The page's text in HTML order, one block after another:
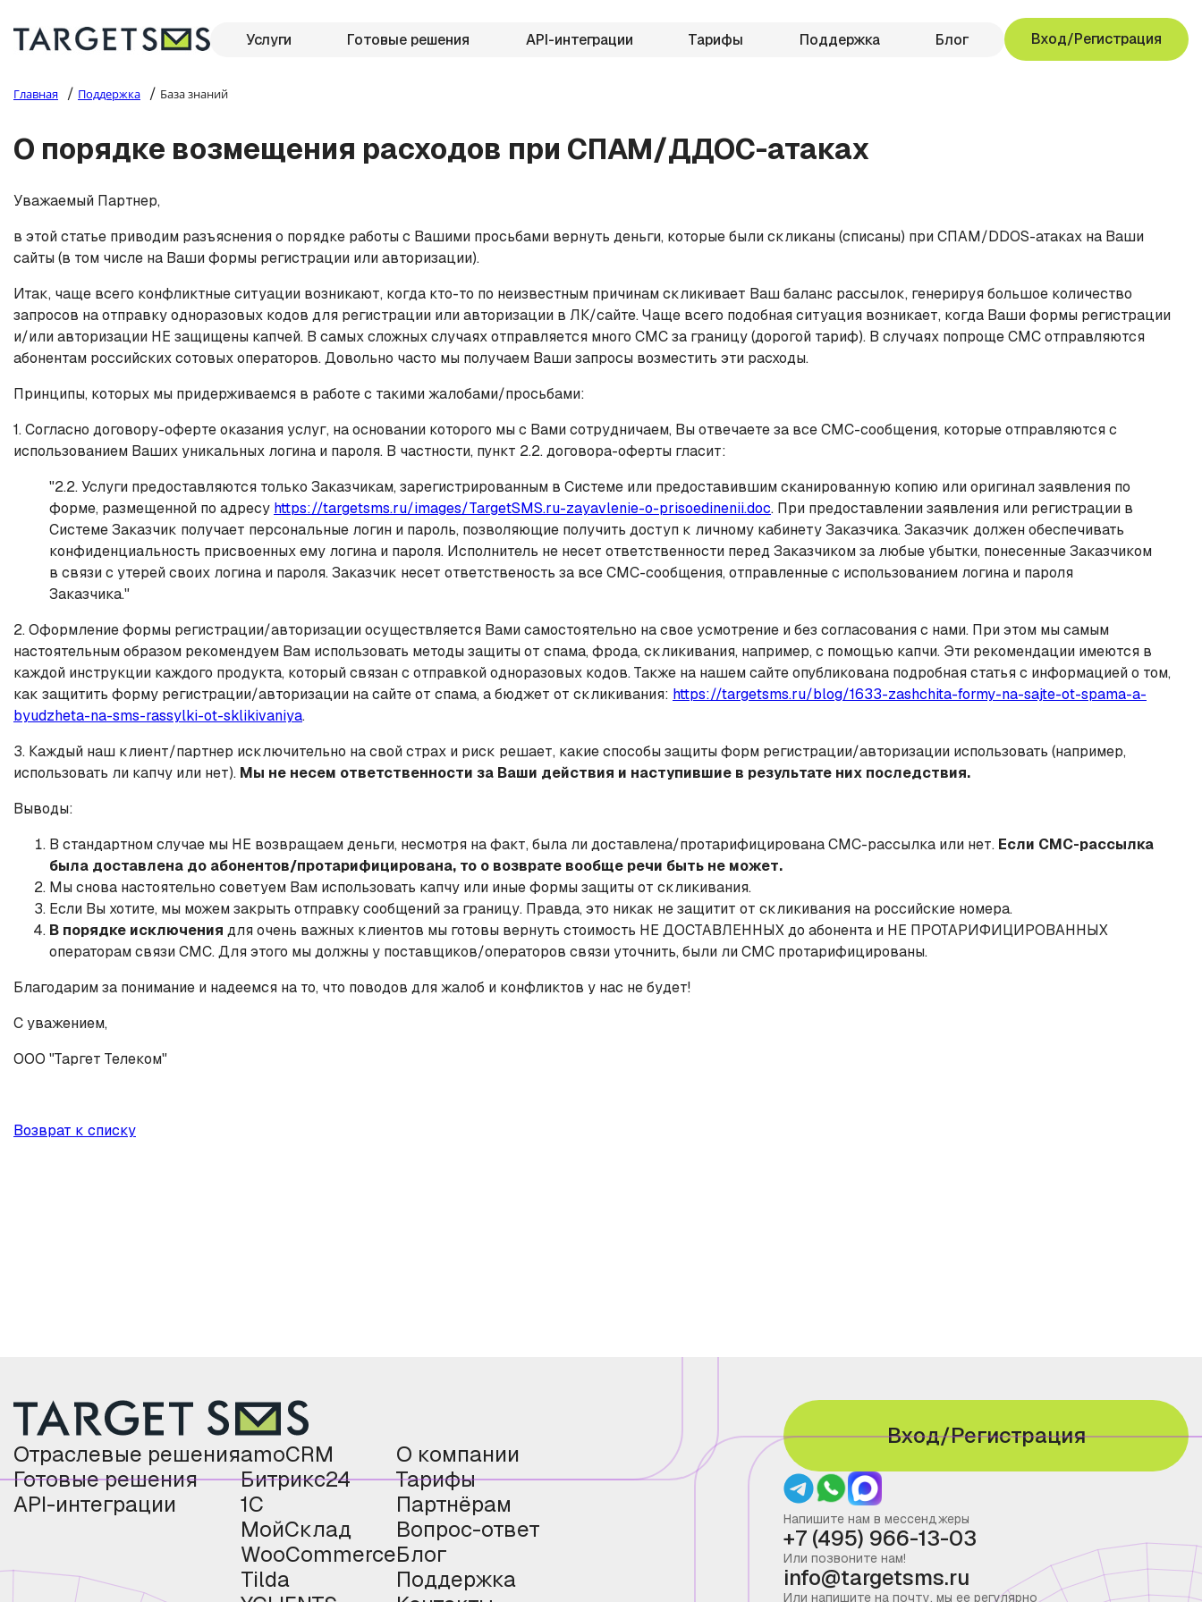
Услуги Готовые решения API-интеграции Тарифы Поддержка Блог Вход/Регистрация
Главная / Поддержка / База знаний
О порядке возмещения расходов при СПАМ/ДДОС-атаках
Уважаемый Партнер,
в этой статье приводим разъяснения о порядке работы с Вашими просьбами вернуть деньги, которые были скликаны (списаны) при СПАМ/DDOS-атаках на Ваши
сайты (в том числе на Ваши формы регистрации или авторизации).
Итак, чаще всего конфликтные ситуации возникают, когда кто-то по неизвестным причинам скликивает Ваш баланс рассылок, генерируя большое количество
запросов на отправку одноразовых кодов для регистрации или авторизации в ЛК/сайте. Чаще всего подобная ситуация возникает, когда Ваши формы регистрации
и/или авторизации НЕ защищены капчей. В самых сложных случаях отправляется много СМС за границу (дорогой тариф). В случаях попроще СМС отправляются
абонентам российских сотовых операторов. Довольно часто мы получаем Ваши запросы возместить эти расходы.
Принципы, которых мы придерживаемся в работе с такими жалобами/просьбами:
1. Согласно договору-оферте оказания услуг, на основании которого мы с Вами сотрудничаем, Вы отвечаете за все СМС-сообщения, которые отправляются с
использованием Ваших уникальных логина и пароля. В частности, пункт 2.2. договора-оферты гласит:
"2.2. Услуги предоставляются только Заказчикам, зарегистрированным в Системе или предоставившим сканированную копию или оригинал заявления по
форме, размещенной по адресу https://targetsms.ru/images/TargetSMS.ru-zayavlenie-o-prisoedinenii.doc. При предоставлении заявления или регистрации в
Системе Заказчик получает персональные логин и пароль, позволяющие получить доступ к личному кабинету Заказчика. Заказчик должен обеспечивать
конфиденциальность присвоенных ему логина и пароля. Исполнитель не несет ответственности перед Заказчиком за любые убытки, понесенные Заказчиком
в связи с утерей своих логина и пароля. Заказчик несет ответственость за все СМС-сообщения, отправленные с использованием логина и пароля
Заказчика."
2. Оформление формы регистрации/авторизации осуществляется Вами самостоятельно на свое усмотрение и без согласования с нами. При этом мы самым
настоятельным образом рекомендуем Вам использовать методы защиты от спама, фрода, скликивания, например, с помощью капчи. Эти рекомендации имеются в
каждой инструкции каждого продукта, который связан с отправкой одноразовых кодов. Также на нашем сайте опубликована подробная статья с информацией о том,
как защитить форму регистрации/авторизации на сайте от спама, а бюджет от скликивания: https://targetsms.ru/blog/1633-zashchita-formy-na-sajte-ot-spama-a-
byudzheta-na-sms-rassylki-ot-sklikivaniya.
3. Каждый наш клиент/партнер исключительно на свой страх и риск решает, какие способы защиты форм регистрации/авторизации использовать (например,
использовать ли капчу или нет). Мы не несем ответственности за Ваши действия и наступившие в результате них последствия.
Выводы:
В стандартном случае мы НЕ возвращаем деньги, несмотря на факт, была ли доставлена/протарифицирована СМС-рассылка или нет. Если СМС-рассылка
была доставлена до абонентов/протарифицирована, то о возврате вообще речи быть не может.
Мы снова настоятельно советуем Вам использовать капчу или иные формы защиты от скликивания.
Если Вы хотите, мы можем закрыть отправку сообщений за границу. Правда, это никак не защитит от скликивания на российские номера.
В порядке исключения для очень важных клиентов мы готовы вернуть стоимость НЕ ДОСТАВЛЕННЫХ до абонента и НЕ ПРОТАРИФИЦИРОВАННЫХ
операторам связи СМС. Для этого мы должны у поставщиков/операторов связи уточнить, были ли СМС протарифицированы.
Благодарим за понимание и надеемся на то, что поводов для жалоб и конфликтов у нас не будет!
С уважением,
ООО "Таргет Телеком"
Возврат к списку
Отраслевые решения
Готовые решения
API-интеграции
amoCRM
Битрикс24
1С
МойСклад
WooCommerce
Tilda
О компании
Тарифы
Партнёрам
Вопрос-ответ
Блог
Поддержка
Вход/Регистрация
Напишите нам в мессенджеры
+7 (495) 966-13-03
Или позвоните нам!
info@targetsms.ru
Или напишите на почту, мы ее регулярно